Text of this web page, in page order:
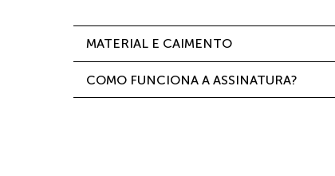
MATERIAL E CAIMENTO
COMO FUNCIONA A ASSINATURA?